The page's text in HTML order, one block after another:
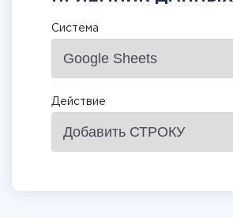
Система
Действие